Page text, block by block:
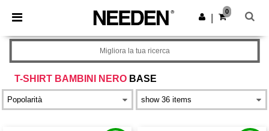
× App Needen
Prezzi migliori sull'app!
Scarica app
0
T-SHIRT BAMBINI NERO BASE
Migliora la tua ricerca